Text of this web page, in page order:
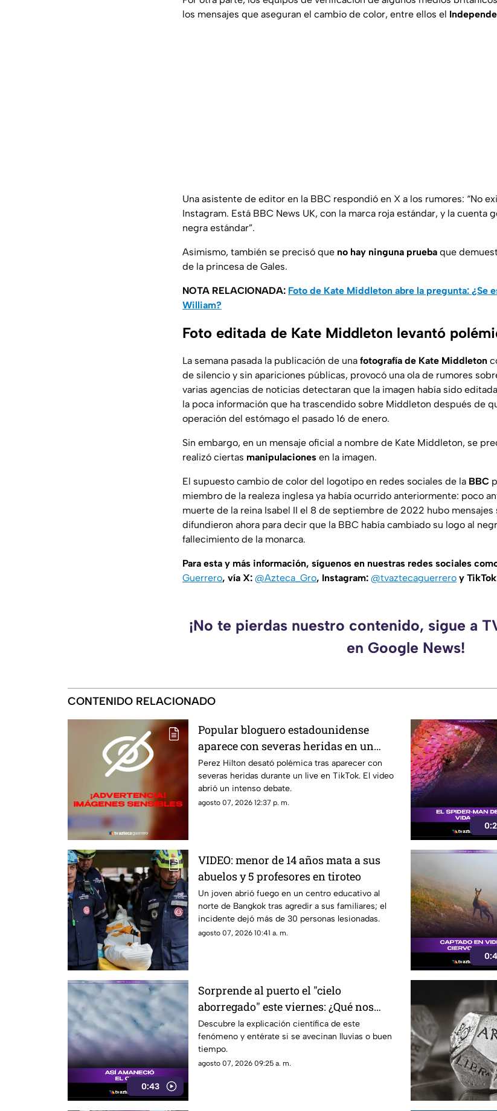
los mensajes que aseguran el cambio de color, entre ellos el
Una asistente de editor en la BBC respondió en X a los rumores: “No
Instagram. Está BBC News UK, con la marca roja estándar, y la cuenta
negra estándar”.
Asimismo, también se precisó que no hay ninguna prueba que
de la princesa de Gales.
NOTA RELACIONADA: Foto de Kate Middleton abre la pregunta: ¿Se
William?
Foto editada de Kate Middleton levantó
La semana pasada la publicación de una fotografía de Kate Middleton
de silencio y sin apariciones públicas, provocó una ola de rumores
varias agencias de noticias detectaran que la imagen había sido
la poca información que ha trascendido sobre Middleton después de
operación del estómago el pasado 16 de enero.
Sin embargo, en un mensaje oficial a nombre de Kate Middleton, se
realizó ciertas manipulaciones en la imagen.
El supuesto cambio de color del logotipo en redes sociales de la BBC
miembro de la realeza inglesa ya había ocurrido anteriormente: poco
muerte de la reina Isabel II el 8 de septiembre de 2022 hubo mensajes
difundieron ahora para decir que la BBC había cambiado su logo al
fallecimiento de la monarca.
Para esta y más información, síguenos en nuestras redes sociales
Guerrero, vía X: @Azteca_Gro, Instagram: @tvaztecaguerrero y
¡No te pierdas nuestro contenido, sigue a
en Google News!
CONTENIDO RELACIONADO
Popular bloguero estadounidense
aparece con severas heridas en un
LIVE; ¿buscaba interacción?
Perez Hilton desató polémica tras aparecer con
severas heridas durante un live en TikTok. El video
abrió un intenso debate.
agosto 07, 2026 12:37 p. m.
VIDEO: menor de 14 años mata a sus
abuelos y 5 profesores en tiroteo
Un joven abrió fuego en un centro educativo al
norte de Bangkok tras agredir a sus familiares; el
incidente dejó más de 30 personas lesionadas.
agosto 07, 2026 10:41 a. m.
0:43
Sorprende al puerto el "cielo
aborregado" este viernes: ¿Qué nos
espera en el clima?
Descubre la explicación científica de este
fenómeno y entérate si se avecinan lluvias o buen
tiempo.
agosto 07, 2026 09:25 a. m.